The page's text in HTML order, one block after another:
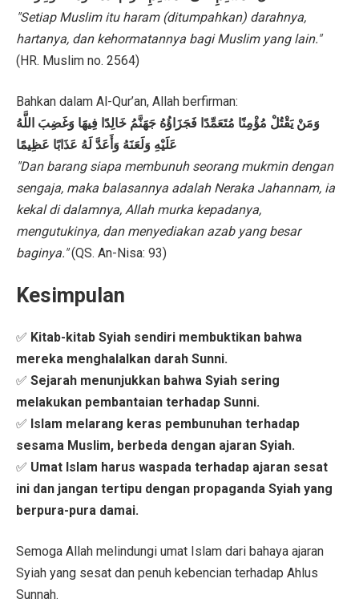
"Setiap Muslim itu haram (ditumpahkan) darahnya,
hartanya, dan kehormatannya bagi Muslim yang lain."
(HR. Muslim no. 2564)
Bahkan dalam Al-Qur’an, Allah berfirman:
وَمَنْ يَقْتُلْ مُؤْمِنًا مُتَعَمِّدًا فَجَزَاؤُهُ جَهَنَّمُ خَالِدًا فِيهَا وَغَضِبَ اللَّهُ
عَلَيْهِ وَلَعَنَهُ وَأَعَدَّ لَهُ عَذَابًا عَظِيمًا
"Dan barang siapa membunuh seorang mukmin dengan
sengaja, maka balasannya adalah Neraka Jahannam, ia
kekal di dalamnya, Allah murka kepadanya,
mengutukinya, dan menyediakan azab yang besar
baginya."(QS. An-Nisa: 93)
Kesimpulan
✅ Kitab-kitab Syiah sendiri membuktikan bahwa
mereka menghalalkan darah Sunni.
✅ Sejarah menunjukkan bahwa Syiah sering
melakukan pembantaian terhadap Sunni.
✅ Islam melarang keras pembunuhan terhadap
sesama Muslim, berbeda dengan ajaran Syiah.
✅ Umat Islam harus waspada terhadap ajaran sesat
ini dan jangan tertipu dengan propaganda Syiah yang
berpura-pura damai.
Semoga Allah melindungi umat Islam dari bahaya ajaran
Syiah yang sesat dan penuh kebencian terhadap Ahlus
Sunnah.